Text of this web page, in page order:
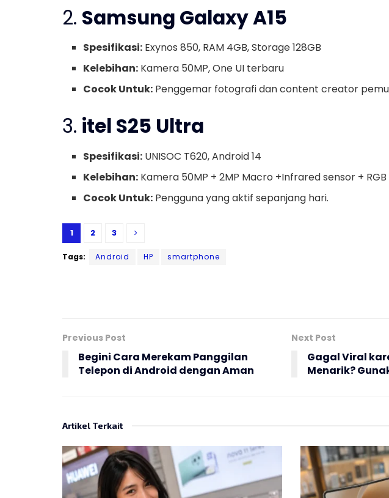
2. Samsung Galaxy A15
Spesifikasi: Exynos 850, RAM 4GB, Storage 128GB
Kelebihan: Kamera 50MP, One UI terbaru
Cocok Untuk: Penggemar fotografi dan content creator
3. itel S25 Ultra
Spesifikasi: UNISOC T620, Android 14
Kelebihan: Kamera 50MP + 2MP Macro +Infrared sensor +
Cocok Untuk: Pengguna yang aktif sepanjang hari.
1 2 3
Tags: Android HP smartphone
Previous Post
Begini Cara Merekam Panggilan
Telepon di Android dengan Aman
Next Post
Gagal Viral
Menarik?
Artikel Terkait